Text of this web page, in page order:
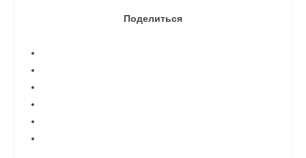
Поделиться